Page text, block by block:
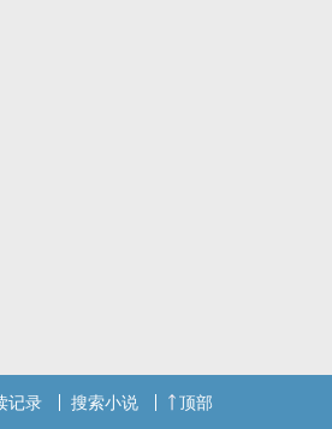
记录 搜索小说 顶部